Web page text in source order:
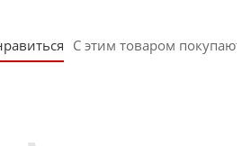
С этим товаром покупают